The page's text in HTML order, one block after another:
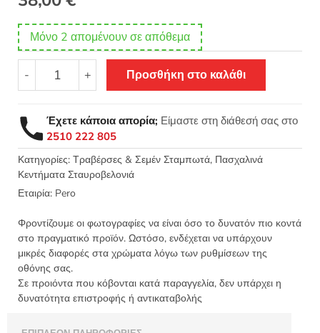
Μόνο 2 απομένουν σε απόθεμα
-
Σταμπωτό
Πασχαλινό
Τραβέρσα
Αυγά
Φιόγκος
Πεταλούδες
35x120
Κνωσός
55
-
Pero
ποσότητα
+ Προσθήκη στο καλάθι
Έχετε κάποια απορία; Είμαστε στη διάθεσή σας στο
2510 222 805
Κατηγορίες: Τραβέρσες & Σεμέν Σταμπωτά, Πασχαλινά
Κεντήματα Σταυροβελονιά
Εταιρία: Pero
Φροντίζουμε οι φωτογραφίες να είναι όσο το δυνατόν πιο κοντά
στο πραγματικό προϊόν. Ωστόσο, ενδέχεται να υπάρχουν
μικρές διαφορές στα χρώματα λόγω των ρυθμίσεων της
οθόνης σας.
Σε προιόντα που κόβονται κατά παραγγελία, δεν υπάρχει η
δυνατότητα επιστροφής ή αντικαταβολής